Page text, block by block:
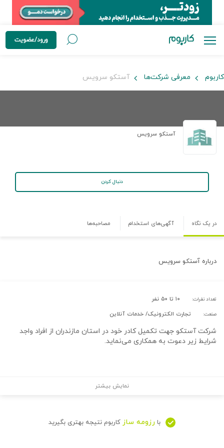
ورود/عضویت
کاربوم معرفی شرکت‌ها آستکو سرویس
آستکو سرویس
دنبال کردن
در یک نگاه آگهی‌های استخدام مصاحبه‌ها
درباره آستکو سرویس
تعداد نفرات: ۱۰ تا ۵۰ نفر
صنعت: تجارت الکترونیک/ خدمات آنلاین
شرکت آستکو جهت تکمیل کادر خود در استان‌ مازندران از افراد واجد
شرایط زیر دعوت به همکاری می‌نماید.
نمایش بیشتر
با رزومه ساز کاربوم نتیجه بهتری بگیرید